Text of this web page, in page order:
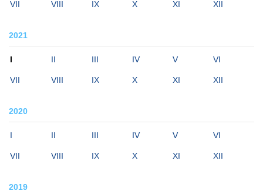
VII VIII IX X XI XII
2021
I II III IV V VI
VII VIII IX X XI XII
2020
I II III IV V VI
VII VIII IX X XI XII
2019